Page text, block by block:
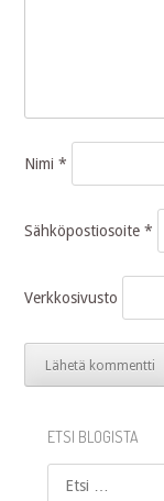
Nimi*
Sähköpostiosoite*
Verkkosivusto
ETSI BLOGISTA
Etsi